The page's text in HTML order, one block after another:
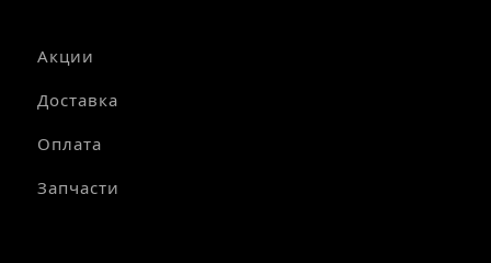
Акции
Доставка
Оплата
Запчасти